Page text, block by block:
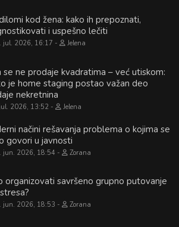
kod žena: kako ih prepoznati,
i uspešno lečiti
jul. 2026, 16:17 Jelena
se ne prodaje kvadratima – već utiskom:
je home staging postao važan deo
nekretnina
2026, 13:52 Jelena
načini rešavanja problema o kojima se
govori u javnosti
jun. 2026, 18:54 Zorana
organizovati savršeno grupno putovanje
jun. 2026, 18:53 Zorana